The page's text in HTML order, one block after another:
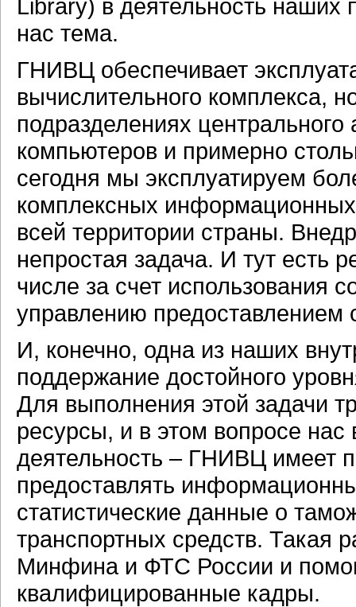
Library) в деятельность наших
нас тема.
ГНИВЦ обеспечивает
вычислительного комплекса,
подразделениях
компьютеров и примерно
сегодня мы эксплуатируем
комплексных
всей территории страны.
непростая задача. И тут есть
числе за счет использования
управлению предоставлением
И, конечно, одна из наших
поддержание достойного
Для выполнения этой задачи
ресурсы, и в этом вопросе
деятельность – ГНИВЦ имеет
предоставлять
статистические данные о
транспортных средств. Такая
Минфина и ФТС России и
квалифицированные кадры.